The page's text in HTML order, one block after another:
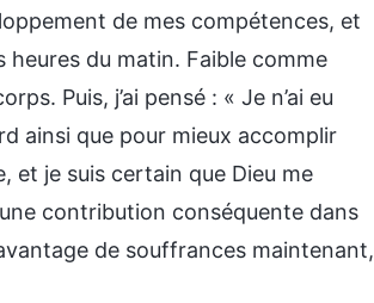
de mes compétences, et
heures du matin. Faible comme
Puis, j’ai pensé : « Je n’ai eu
ainsi que pour mieux accomplir
et je suis certain que Dieu me
contribution conséquente dans
de souffrances maintenant,